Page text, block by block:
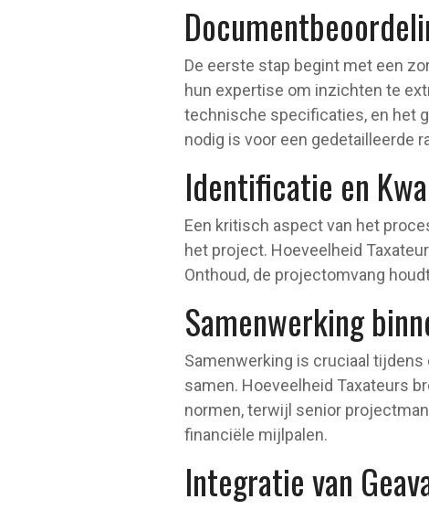
De eerste stap begint met een
hun expertise om inzichten te
technische specificaties, en het
nodig is voor een gedetailleerde
Identificatie en
Een kritisch aspect van het
het project. Hoeveelheid
Onthoud, de projectomvang
Samenwerking
Samenwerking is cruciaal
samen. Hoeveelheid Taxateurs
normen, terwijl senior
financiële mijlpalen.
Integratie van